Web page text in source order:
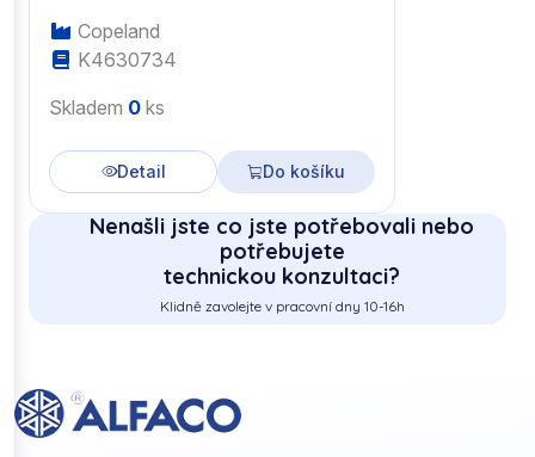
Copeland
K4630734
Skladem 0 ks
Detail Do košíku
Nenašli jste co jste potřebovali nebo
potřebujete
technickou konzultaci?
Klidně zavolejte v pracovní dny 10-16h